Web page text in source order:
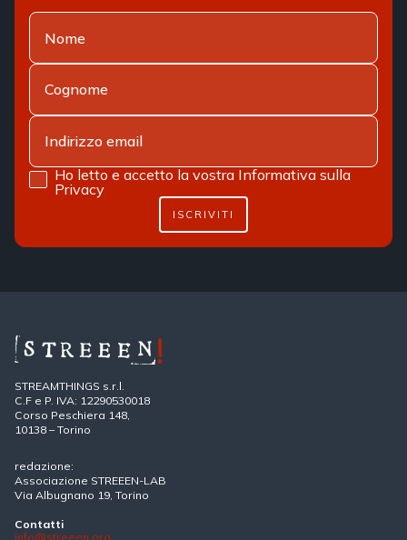
Ho letto e accetto la vostra Informativa sulla
Privacy
ISCRIVITI
STREAMTHINGS s.r.l.
C.F e P. IVA: 12290530018
Corso Peschiera 148,
10138 – Torino
redazione:
Associazione STREEEN-LAB
Via Albugnano 19, Torino
Contatti
info@streeen.org